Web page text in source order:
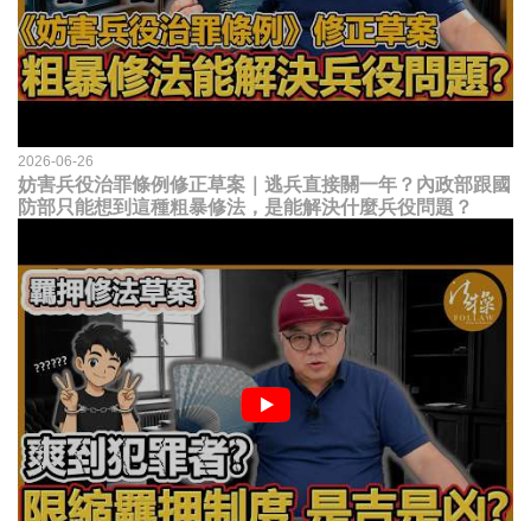
2026-06-26
妨害兵役治罪條例修正草案｜逃兵直接關一年？內政部跟國
防部只能想到這種粗暴修法，是能解決什麼兵役問題？